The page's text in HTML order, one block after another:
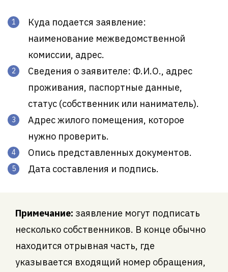
Куда подается заявление:
наименование межведомственной
комиссии, адрес.
Сведения о заявителе: Ф.И.О., адрес
проживания, паспортные данные,
статус (собственник или наниматель).
Адрес жилого помещения, которое
нужно проверить.
Опись представленных документов.
Дата составления и подпись.
Примечание: заявление могут подписать
несколько собственников. В конце обычно
находится отрывная часть, где
указывается входящий номер обращения,